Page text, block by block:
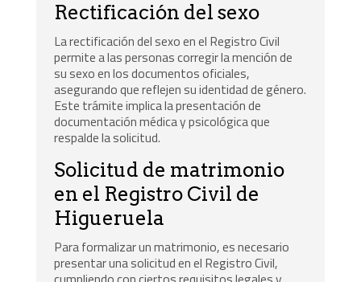
Rectificación del sexo
La rectificación del sexo en el Registro Civil
permite a las personas corregir la mención de
su sexo en los documentos oficiales,
asegurando que reflejen su identidad de género.
Este trámite implica la presentación de
documentación médica y psicológica que
respalde la solicitud.
Solicitud de matrimonio
en el Registro Civil de
Higueruela
Para formalizar un matrimonio, es necesario
presentar una solicitud en el Registro Civil,